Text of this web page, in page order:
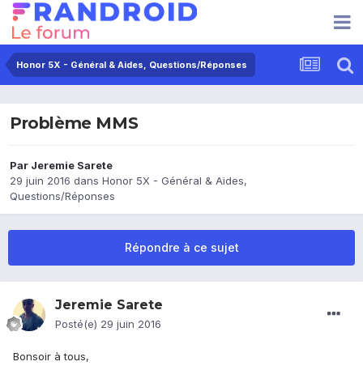
Honor 5X - Général & Aides, Questions/Réponses
Problème MMS
Par Jeremie Sarete
29 juin 2016 dans Honor 5X - Général & Aides,
Questions/Réponses
Répondre à ce sujet
Jeremie Sarete
Posté(e) 29 juin 2016
Bonsoir à tous,